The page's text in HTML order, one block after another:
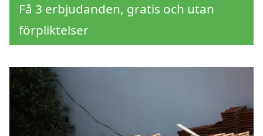
Få 3 erbjudanden, gratis och utan
förpliktelser